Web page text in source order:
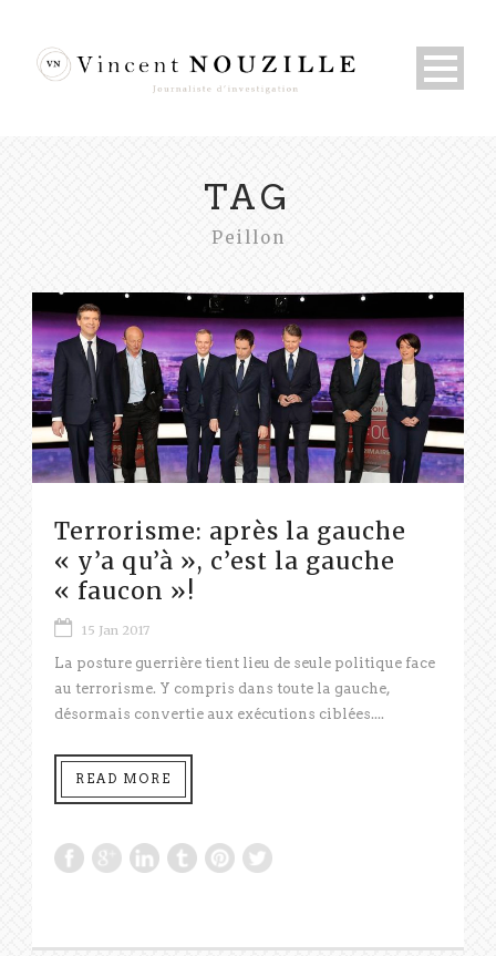
TAG
Peillon
Terrorisme: après la gauche
« y’a qu’à », c’est la gauche
« faucon »!
15 Jan 2017
La posture guerrière tient lieu de seule politique face
au terrorisme. Y compris dans toute la gauche,
désormais convertie aux exécutions ciblées....
READ MORE